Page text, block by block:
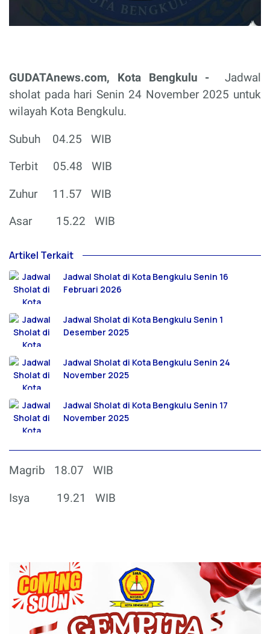
GUDATAnews.com, Kota Bengkulu -
Jadwal
sholat pada hari Senin 24 November 2025 untuk
wilayah Kota Bengkulu.
Subuh 04.25 WIB
Terbit 05.48 WIB
Zuhur 11.57 WIB
Asar 15.22 WIB
Artikel Terkait
Jadwal Sholat di Kota Bengkulu Senin 16
Februari 2026
Jadwal Sholat di Kota Bengkulu Senin 1
Desember 2025
Jadwal Sholat di Kota Bengkulu Senin 24
November 2025
Jadwal Sholat di Kota Bengkulu Senin 17
November 2025
Magrib 18.07 WIB
Isya 19.21 WIB